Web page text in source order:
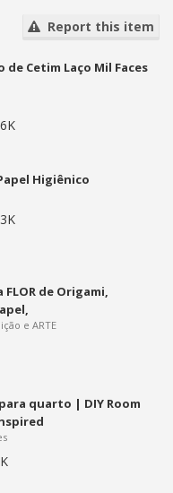
Report this item
de Cetim Laço Mil Faces
Higiênico
de Origami,
e ARTE
quarto | DIY Room